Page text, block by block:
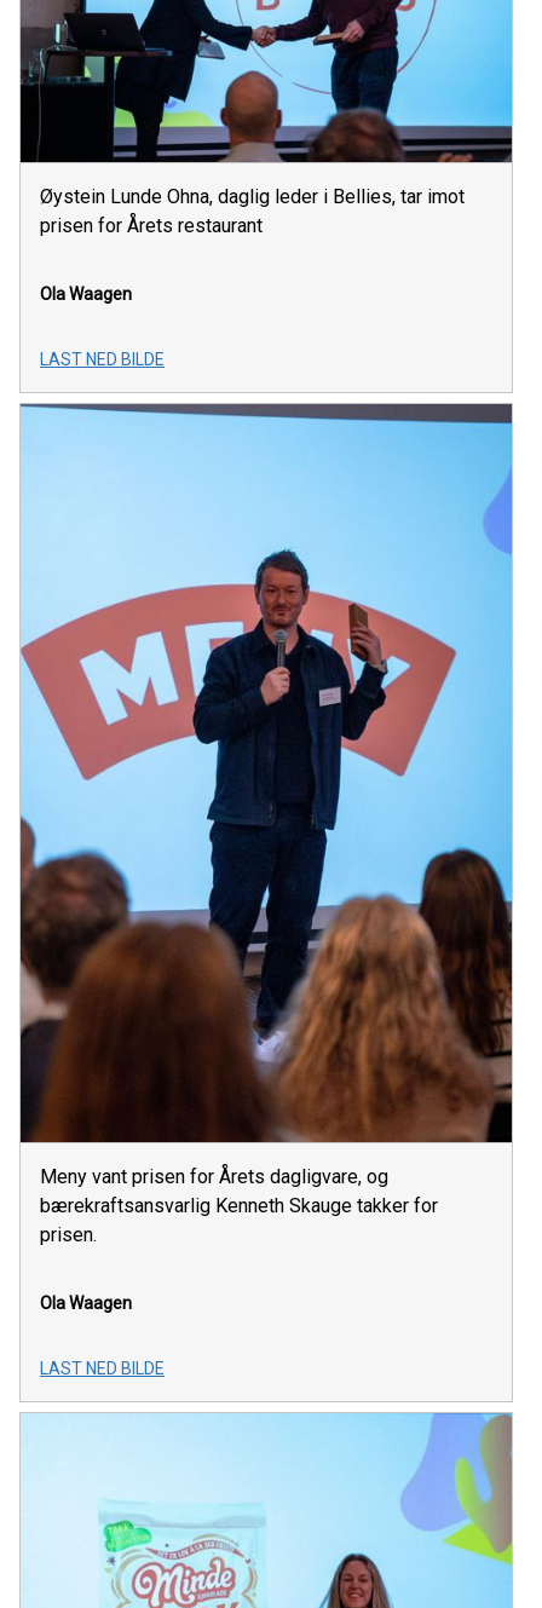
Øystein Lunde Ohna, daglig leder i Bellies, tar imot
prisen for Årets restaurant
Ola Waagen
LAST NED BILDE
Meny vant prisen for Årets dagligvare, og
bærekraftsansvarlig Kenneth Skauge takker for
prisen.
Ola Waagen
LAST NED BILDE